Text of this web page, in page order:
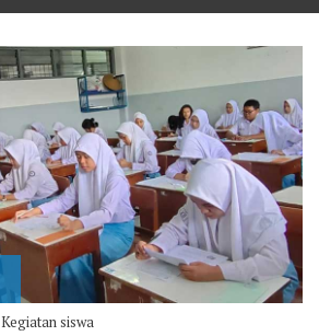
Kegiatan siswa